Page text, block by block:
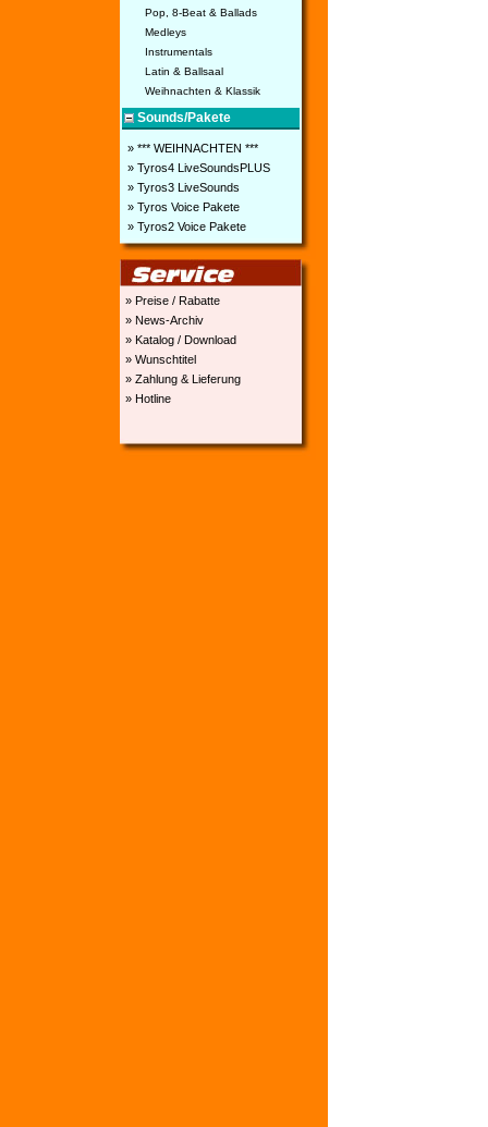
Pop, 8-Beat & Ballads
Medleys
Instrumentals
Latin & Ballsaal
Weihnachten & Klassik
Sounds/Pakete
» *** WEIHNACHTEN ***
» Tyros4 LiveSoundsPLUS
» Tyros3 LiveSounds
» Tyros Voice Pakete
» Tyros2 Voice Pakete
» Preise / Rabatte
» News-Archiv
» Katalog / Download
» Wunschtitel
» Zahlung & Lieferung
» Hotline